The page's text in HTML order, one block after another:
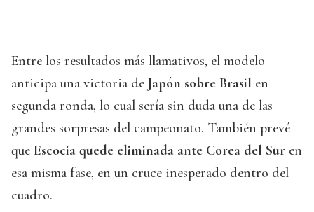
Entre los resultados más llamativos, el modelo
anticipa una victoria de Japón sobre Brasil en
segunda ronda, lo cual sería sin duda una de las
grandes sorpresas del campeonato. También prevé
que Escocia quede eliminada ante Corea del Sur en
esa misma fase, en un cruce inesperado dentro del
cuadro.